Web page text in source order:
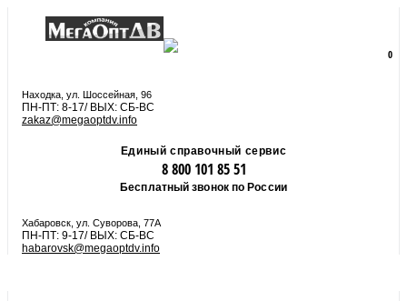
0
Находка, ул. Шоссейная, 96
ПН-ПТ: 8-17/ ВЫХ: СБ-ВС
zakaz@megaoptdv.info
Единый справочный сервис
8 800 101 85 51
Бесплатный звонок по России
Хабаровск, ул. Суворова, 77А
ПН-ПТ: 9-17/ ВЫХ: СБ-ВС
habarovsk@megaoptdv.info